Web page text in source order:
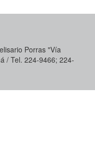
Porras "Vía
/ Tel. 224-9466; 224-